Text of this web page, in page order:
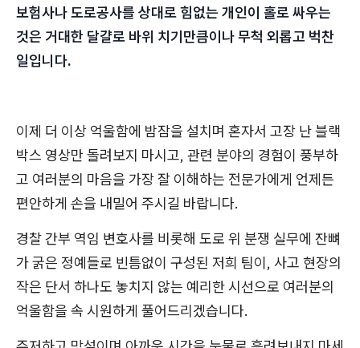
보험사나 도로공사를 상대로 힘없는 개인이 홀로 싸우는
것은 거대한 달걀로 바위 치기만큼이나 무척 외롭고 벅찬
일입니다.
이제 더 이상 억울함에 밤잠을 설치며 혼자서 고장 난 블랙
박스 영상만 돌려보지 마시고, 관련 분야의 경험이 풍부하
고 여러분의 마음을 가장 잘 이해하는 전문가에게 언제든
편안하게 손을 내밀어 주시길 바랍니다.
경찰 간부 역임 변호사를 비롯해 도로 위 분쟁 실무에 잔뼈
가 굵은 정예들로 빈틈없이 구성된 저희 팀이, 사고 현장의
작은 단서 하나도 놓치지 않는 예리한 시선으로 여러분의
억울함을 속 시원하게 풀어드리겠습니다.